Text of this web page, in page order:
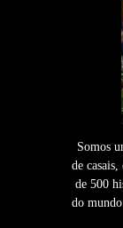
Somos
de
de 500
do